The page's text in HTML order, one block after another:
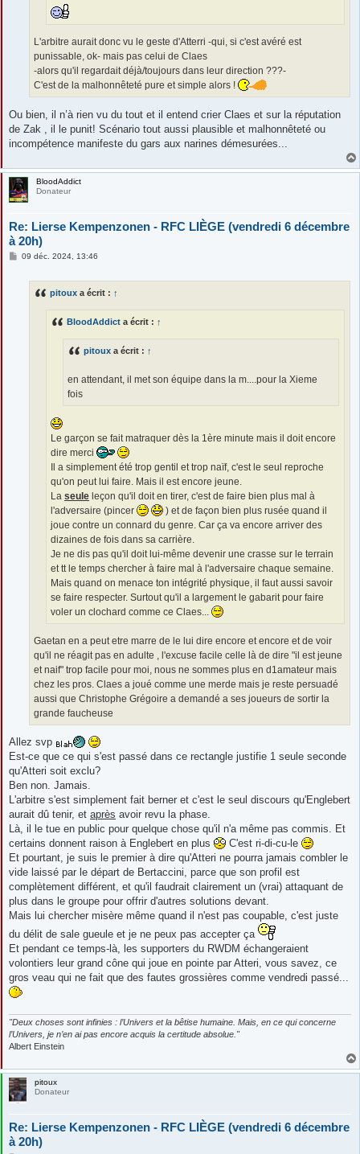
L'arbitre aurait donc vu le geste d'Atterri -qui, si c'est avéré est
punissable, ok- mais pas celui de Claes
-alors qu'il regardait déjà/toujours dans leur direction ???-
C'est de la malhonnêteté pure et simple alors !
Ou bien, il n’à rien vu du tout et il entend crier Claes et sur la réputation
de Zak , il le punit! Scénario tout aussi plausible et malhonnêteté ou
incompétence manifeste du gars aux narines démesurées...
BloodAddict
Donateur
Re: Lierse Kempenzonen - RFC LIÈGE (vendredi 6 décembre
à 20h)
M09 déc. 2024, 13:46
pitoux a écrit : ↑
BloodAddict a écrit : ↑
pitoux a écrit : ↑
en attendant, il met son équipe dans la m....pour la Xieme
fois
Le garçon se fait matraquer dès la 1ère minute mais il doit encore
dire merci
Il a simplement été trop gentil et trop naïf, c'est le seul reproche
qu'on peut lui faire. Mais il est encore jeune.
La seule leçon qu'il doit en tirer, c'est de faire bien plus mal à
l'adversaire (pincer
) et de façon bien plus rusée quand il
joue contre un connard du genre. Car ça va encore arriver des
dizaines de fois dans sa carrière.
Je ne dis pas qu'il doit lui-même devenir une crasse sur le terrain
et tt le temps chercher à faire mal à l'adversaire chaque semaine.
Mais quand on menace ton intégrité physique, il faut aussi savoir
se faire respecter. Surtout qu'il a largement le gabarit pour faire
voler un clochard comme ce Claes...
Gaetan en a peut etre marre de le lui dire encore et encore et de voir
qu'il ne réagit pas en adulte , l'excuse facile celle là de dire "il est jeune
et naif" trop facile pour moi, nous ne sommes plus en d1amateur mais
chez les pros. Claes a joué comme une merde mais je reste persuadé
aussi que Christophe Grégoire a demandé a ses joueurs de sortir la
grande faucheuse
Allez svp
Est-ce que ce qui s'est passé dans ce rectangle justifie 1 seule seconde
qu'Atteri soit exclu?
Ben non. Jamais.
L'arbitre s'est simplement fait berner et c'est le seul discours qu'Englebert
aurait dû tenir, et après avoir revu la phase.
Là, il le tue en public pour quelque chose qu'il n'a même pas commis. Et
certains donnent raison à Englebert en plus
C'est ri-di-cu-le
Et pourtant, je suis le premier à dire qu'Atteri ne pourra jamais combler le
vide laissé par le départ de Bertaccini, parce que son profil est
complètement différent, et qu'il faudrait clairement un (vrai) attaquant de
plus dans le groupe pour offrir d'autres solutions devant.
Mais lui chercher misère même quand il n'est pas coupable, c'est juste
du délit de sale gueule et je ne peux pas accepter ça
Et pendant ce temps-là, les supporters du RWDM échangeraient
volontiers leur grand cône qui joue en pointe par Atteri, vous savez, ce
gros veau qui ne fait que des fautes grossières comme vendredi passé...
"Deux choses sont infinies : l’Univers et la bêtise humaine. Mais, en ce qui concerne
l’Univers, je n’en ai pas encore acquis la certitude absolue."
Albert Einstein
pitoux
Donateur
Re: Lierse Kempenzonen - RFC LIÈGE (vendredi 6 décembre
à 20h)